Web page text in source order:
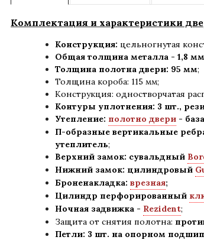
Комплектация и характеристики
Конструкция: цельногнутая
Общая толщина металла - 1,8 мм
Толщина полотна двери: 95 мм;
Толщина короба: 115 мм;
Конструкция: одностворчатая
Контуры уплотнения: 3 шт.,
Утепление: полотно двери -
П-образные вертикальные
утеплитель;
Верхний замок: сувальдный
Нижний замок: цилиндровый
Броненакладка: врезная;
Цилиндр перфорированный
Ночная задвижка - Rezident;
Защита от снятия полотна:
Петли: 3 шт. на опорном